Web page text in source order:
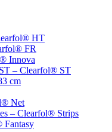
HT
FR
Innova
– Clearfol® ST
cm
Net
– Clearfol® Strips
Fantasy